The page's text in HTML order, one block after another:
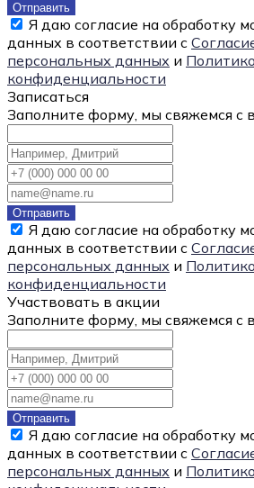
Отправить
Я даю согласие на обработку
данных в соответствии с
персональных данных и
конфиденциальности
Записаться
Заполните форму, мы свяжемся с
Отправить
Я даю согласие на обработку
данных в соответствии с
персональных данных и
конфиденциальности
Участвовать в акции
Заполните форму, мы свяжемся с
Отправить
Я даю согласие на обработку
данных в соответствии с
персональных данных и